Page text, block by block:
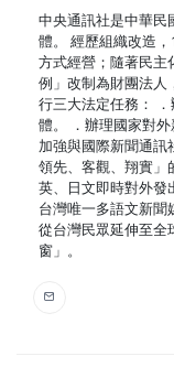
中央通訊社是中華民
體。 經歷組織改造
方式經營；隨著民主
例」改制為財團法人
行三大法定任務：
體。 ．辦理國家對
加強與國際新聞通訊
領先、客觀、翔實」
英、日文即時對外發
台灣唯一多語文新聞
從台灣民眾延伸至全
窗」。